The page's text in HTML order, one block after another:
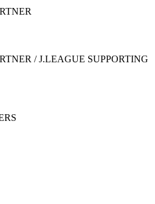
/ J.LEAGUE SUPPORTING